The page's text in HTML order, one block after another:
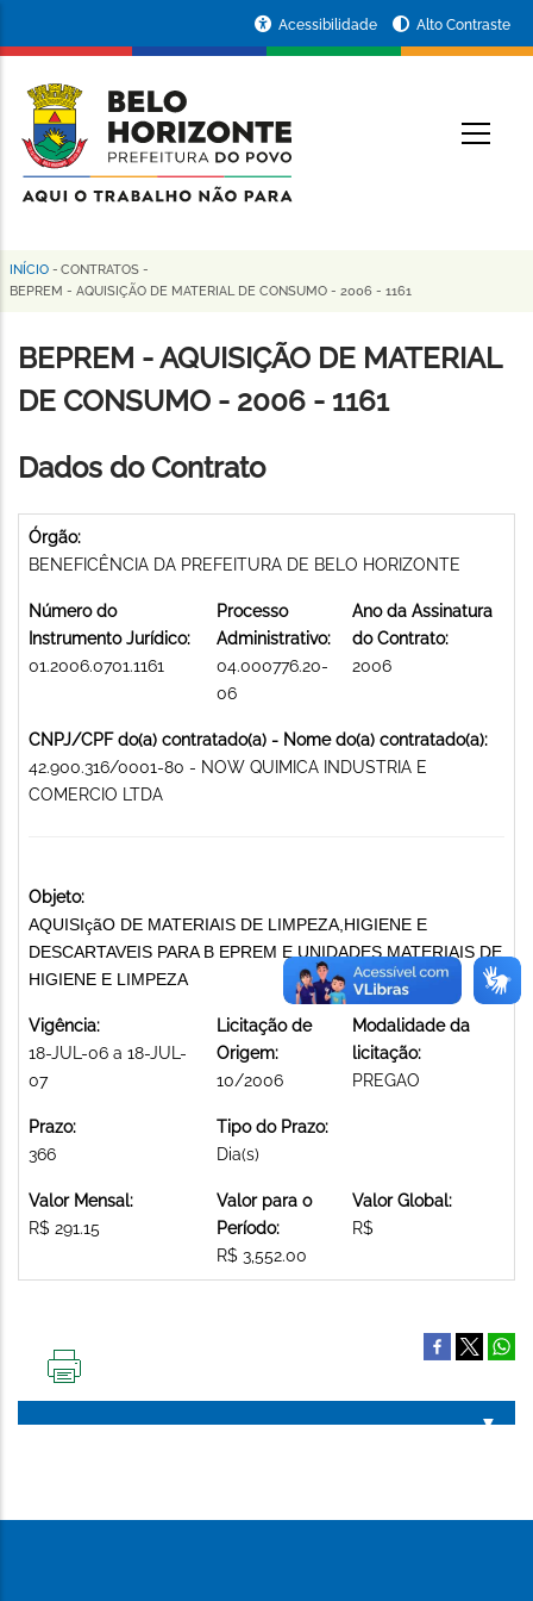
conteúdo
principal
da
Prefeitura
de
Horizonte
Acessibilidade Alto Contraste
Trilha
navegação
INÍCIO - CONTRATOS -
BEPREM - AQUISIÇÃO DE MATERIAL DE CONSUMO - 2006 - 1161
BEPREM - AQUISIÇÃO DE MATERIAL
DE CONSUMO - 2006 - 1161
Dados do Contrato
Órgão:
BENEFICÊNCIA DA PREFEITURA DE BELO HORIZONTE
Número do
Instrumento Jurídico:
01.2006.0701.1161
Processo
Administrativo:
04.000776.20-
06
Ano da Assinatura
do Contrato:
2006
CNPJ/CPF do(a) contratado(a) - Nome do(a) contratado(a):
42.900.316/0001-80 - NOW QUIMICA INDUSTRIA E
COMERCIO LTDA
Objeto:
AQUISIçãO DE MATERIAIS DE LIMPEZA,HIGIENE E
DESCARTAVEIS PARA B EPREM E UNIDADES MATERIAIS DE
HIGIENE E LIMPEZA
Vigência:
18-JUL-06 a 18-JUL-
07
Licitação de
Origem:
10/2006
Modalidade da
licitação:
PREGAO
Prazo:
366
Tipo do Prazo:
Dia(s)
Valor Mensal:
R$ 291.15
Valor para o
Período:
R$ 3,552.00
Valor Global:
R$
PÁGINA